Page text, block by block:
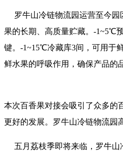
罗牛山冷链物流园运营至今园
果的长期、高质量贮藏。-1~5℃
键。-1~15℃冷藏库3间，可用于
鲜水果的呼吸作用，确保产品的
本次百香果对接会吸引了众多的
更好的发展。罗牛山冷链物流园
五月荔枝季即将来临，罗牛山